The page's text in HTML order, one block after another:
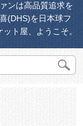
ンは高品質追求を
(DHS)を日本球フ
ト屋、ようこそ。